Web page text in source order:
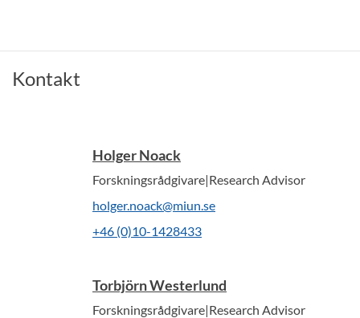
Kontakt
Holger Noack
Forskningsrådgivare|Research Advisor
holger.noack@miun.se
+46 (0)10-1428433
Torbjörn Westerlund
Forskningsrådgivare|Research Advisor